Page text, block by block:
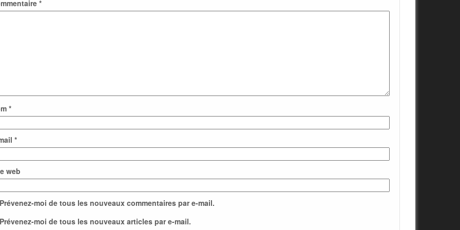
*
*
*
web
Prévenez-moi de tous les nouveaux commentaires par e-mail.
Prévenez-moi de tous les nouveaux articles par e-mail.